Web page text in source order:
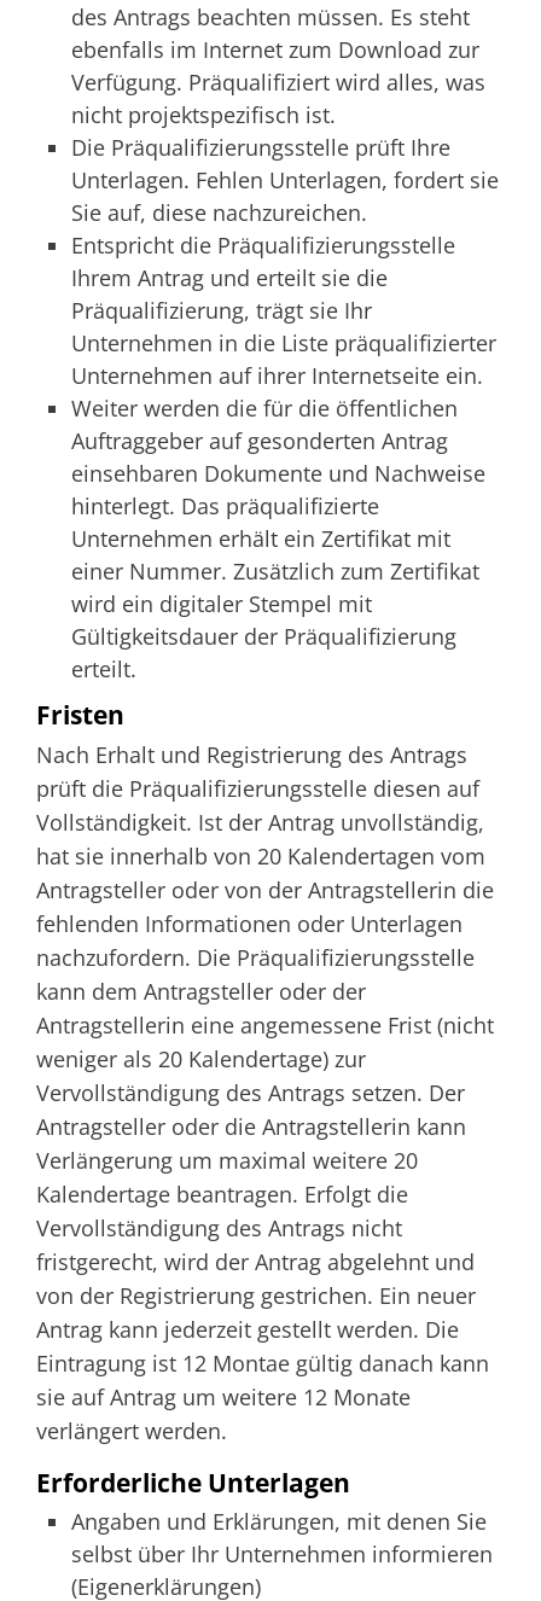
des Antrags beachten müssen. Es steht
ebenfalls im Internet zum Download zur
Verfügung. Präqualifiziert wird alles, was
nicht projektspezifisch ist.
Die Präqualifizierungsstelle prüft Ihre
Unterlagen. Fehlen Unterlagen, fordert sie
Sie auf, diese nachzureichen.
Entspricht die Präqualifizierungsstelle
Ihrem Antrag und erteilt sie die
Präqualifizierung, trägt sie Ihr
Unternehmen in die Liste präqualifizierter
Unternehmen auf ihrer Internetseite ein.
Weiter werden die für die öffentlichen
Auftraggeber auf gesonderten Antrag
einsehbaren Dokumente und Nachweise
hinterlegt. Das präqualifizierte
Unternehmen erhält ein Zertifikat mit
einer Nummer. Zusätzlich zum Zertifikat
wird ein digitaler Stempel mit
Gültigkeitsdauer der Präqualifizierung
erteilt.
Fristen
Nach Erhalt und Registrierung des Antrags
prüft die Präqualifizierungsstelle diesen auf
Vollständigkeit. Ist der Antrag unvollständig,
hat sie innerhalb von 20 Kalendertagen vom
Antragsteller oder von der Antragstellerin die
fehlenden Informationen oder Unterlagen
nachzufordern. Die Präqualifizierungsstelle
kann dem Antragsteller oder der
Antragstellerin eine angemessene Frist (nicht
weniger als 20 Kalendertage) zur
Vervollständigung des Antrags setzen. Der
Antragsteller oder die Antragstellerin kann
Verlängerung um maximal weitere 20
Kalendertage beantragen. Erfolgt die
Vervollständigung des Antrags nicht
fristgerecht, wird der Antrag abgelehnt und
von der Registrierung gestrichen. Ein neuer
Antrag kann jederzeit gestellt werden. Die
Eintragung ist 12 Montae gültig danach kann
sie auf Antrag um weitere 12 Monate
verlängert werden.
Erforderliche Unterlagen
Angaben und Erklärungen, mit denen Sie
selbst über Ihr Unternehmen informieren
(Eigenerklärungen)